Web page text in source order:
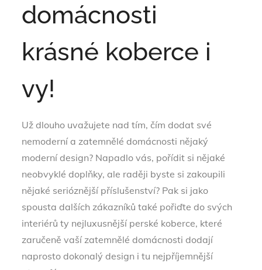
domácnosti
krásné koberce i
vy!
Už dlouho uvažujete nad tím, čím dodat své
nemoderní a zatemnělé domácnosti nějaký
moderní design? Napadlo vás, pořídit si nějaké
neobvyklé doplňky, ale raději byste si zakoupili
nějaké serióznější příslušenství? Pak si jako
spousta dalších zákazníků také pořiďte do svých
interiérů ty nejluxusnější perské koberce, které
zaručeně vaší zatemnělé domácnosti dodají
naprosto dokonalý design i tu nejpříjemnější